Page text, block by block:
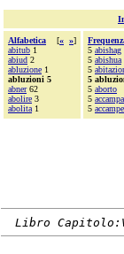
Alfabetica [« »]
abitub 1
abiud 2
abluzione 1
abluzioni 5
abner62
abolire 3
abolita 1
5 abishag
5 abishua
5
5
5 aborto
5
5
Libro